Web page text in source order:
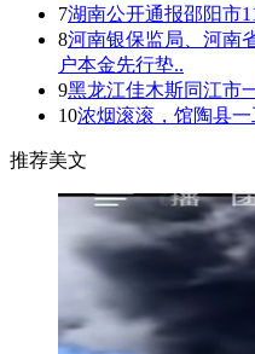
7湖南公开通报邵阳市
8河南银保监局、河南
户本金先行垫..
9黑龙江佳木斯同江市
10浓烟滚滚，馆陶县
推荐美文